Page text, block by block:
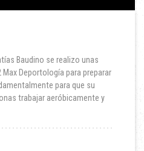
Baudino se realizo unas
Deportología para preparar
para que su
trabajar aeróbicamente y